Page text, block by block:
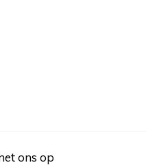
ons op